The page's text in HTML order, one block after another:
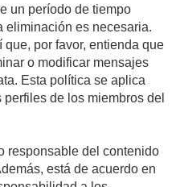
un período de tiempo
eliminación es necesaria.
por favor, entienda que
o modificar mensajes
Esta política se aplica
de los miembros del
responsable del contenido
está de acuerdo en